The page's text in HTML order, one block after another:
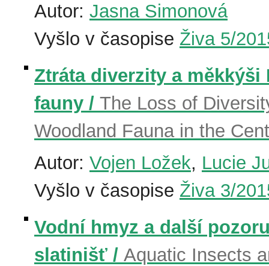
Autor: Jasna Simonová
Vyšlo v časopise Živa 5/
Ztráta diverzity a
fauny / The Loss of
Woodland Fauna in the
Autor: Vojen Ložek, Lucie
Vyšlo v časopise Živa 3/
Vodní hmyz a další
slatinišť / Aquatic Insects